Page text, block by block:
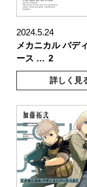
2024.5.24
メカニカル バデ
ース … 2
詳しく見